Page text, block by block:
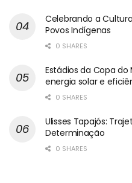
Celebrando a
Povos Indígenas
0 SHARES
Estádios da Copa
energia solar e
0 SHARES
Ulisses Tapajós:
Determinação
0 SHARES